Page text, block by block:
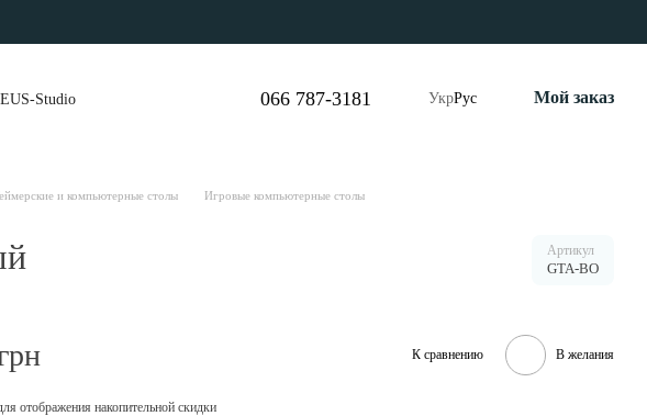
Studio
066 787-3181 УкрРус Мой заказ
и компьютерные столы
Игровые компьютерные столы
Артикул
GTA-BO
К сравнению В желания
отображения накопительной скидки